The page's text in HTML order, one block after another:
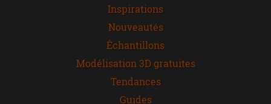
Inspirations
Nouveautés
Échantillons
Modélisation 3D gratuites
Tendances
Guides